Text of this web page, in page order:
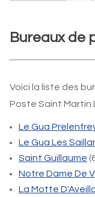
Bureaux de
Voici la liste des
Poste Saint Martin
Le Gua
Le Gua Les
Saint Guillaume
Notre Dame De
La Motte